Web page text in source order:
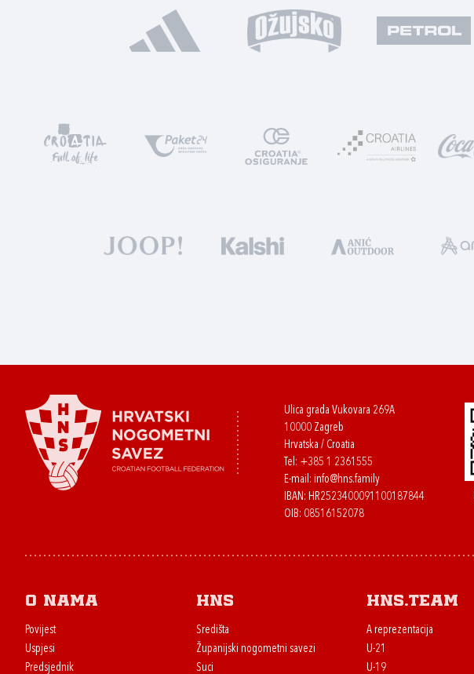
Ulica grada Vukovara 269A
10000 Zagreb
Hrvatska / Croatia
Tel: +385 1 2361555
E-mail: info@hns.family
IBAN: HR2523400091100187844
OIB: 08516152078
O nama
Povijest
Uspjesi
Predsjednik
HNS
Središta
Županijski nogometni savezi
Suci
HNS.team
A reprezentacija
U-21
U-19